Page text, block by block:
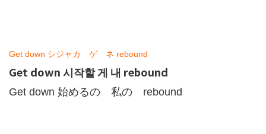
Get down シジャカ ゲ ネ rebound
Get down 시작할 게 내 rebound
Get down 始めるの 私の rebound